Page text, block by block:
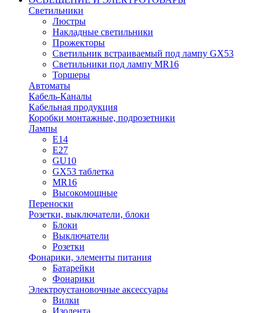
Светильники
Люстры
Накладные светильники
Прожекторы
Светильник встраиваемый под лампу GX53
Светильники под лампу MR16
Торшеры
Автоматы
Кабель-Каналы
Кабельная продукция
Коробки монтажные, подрозетники
Лампы
E14
E27
GU10
GX53 таблетка
MR16
Высокомощные
Переноски
Розетки, выключатели, блоки
Блоки
Выключатели
Розетки
Фонарики, элементы питания
Батарейки
Фонарики
Электроустановочные аксессуары
Вилки
Изолента